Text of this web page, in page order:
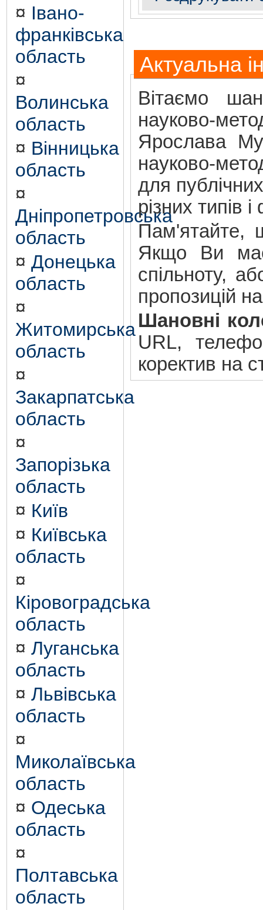
¤ Івано-
франківська
область
¤
Волинська
область
¤ Вінницька
область
¤
Дніпропетровська
область
¤ Донецька
область
¤
Житомирська
область
¤
Закарпатська
область
¤
Запорізька
область
¤ Київ
¤ Київська
область
¤
Кіровоградська
область
¤ Луганська
область
¤ Львівська
область
¤
Миколаївська
область
¤ Одеська
область
¤
Полтавська
область
Актуальна
Вітаємо
науково-
Ярослава
науково-
для
різних типів
Пам'ятайте,
Якщо Ви
спільноту,
пропозицій
Шановні
URL,
коректив на